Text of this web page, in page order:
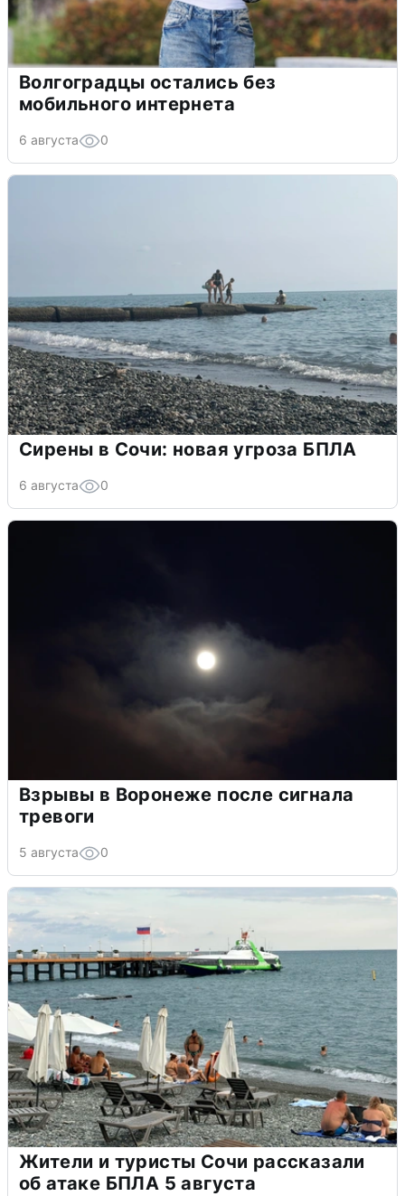
Волгоградцы остались без
мобильного интернета
6 августа 0
Сирены в Сочи: новая угроза БПЛА
6 августа 0
Взрывы в Воронеже после сигнала
тревоги
5 августа 0
Жители и туристы Сочи рассказали
об атаке БПЛА 5 августа